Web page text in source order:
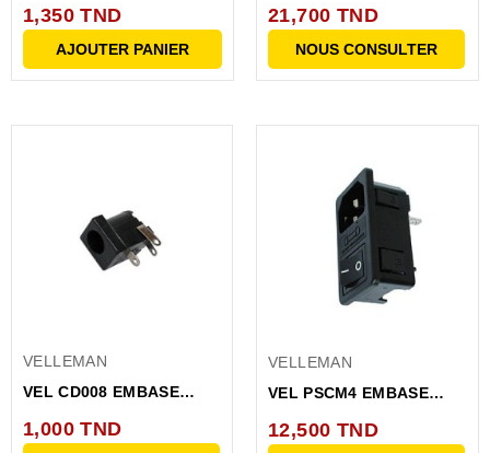
2.5MM/5.5MM...
1,350 TND
AJOUTER PANIER
21,700 TND
NOUS CONSULTER
VELLEMAN
VEL CD008 EMBASE
2.1MM/5.5MM...
1,000 TND
VELLEMAN
VEL PSCM4 EMBASE
POUR...
12,500 TND